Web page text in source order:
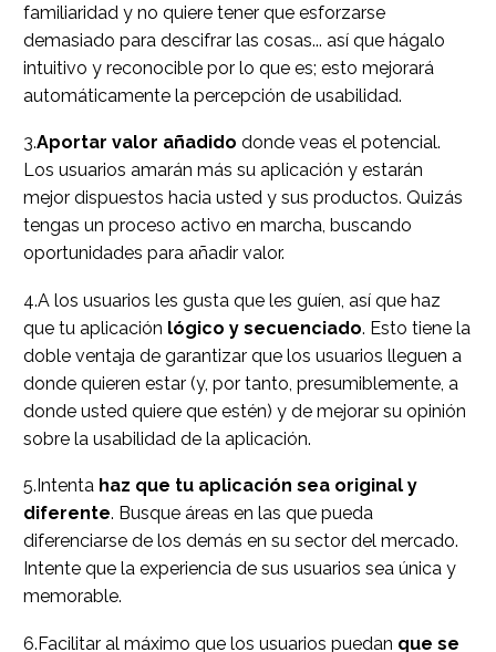
familiaridad y no quiere tener que esforzarse
demasiado para descifrar las cosas... así que hágalo
intuitivo y reconocible por lo que es; esto mejorará
automáticamente la percepción de usabilidad.
3.Aportar valor añadido donde veas el potencial.
Los usuarios amarán más su aplicación y estarán
mejor dispuestos hacia usted y sus productos. Quizás
tengas un proceso activo en marcha, buscando
oportunidades para añadir valor.
4.A los usuarios les gusta que les guíen, así que haz
que tu aplicación lógico y secuenciado. Esto tiene la
doble ventaja de garantizar que los usuarios lleguen a
donde quieren estar (y, por tanto, presumiblemente, a
donde usted quiere que estén) y de mejorar su opinión
sobre la usabilidad de la aplicación.
5.Intenta haz que tu aplicación sea original y
diferente. Busque áreas en las que pueda
diferenciarse de los demás en su sector del mercado.
Intente que la experiencia de sus usuarios sea única y
memorable.
6.Facilitar al máximo que los usuarios puedan que se